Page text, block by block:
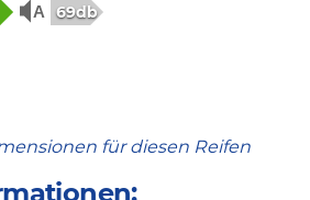
69db
für diesen Reifen